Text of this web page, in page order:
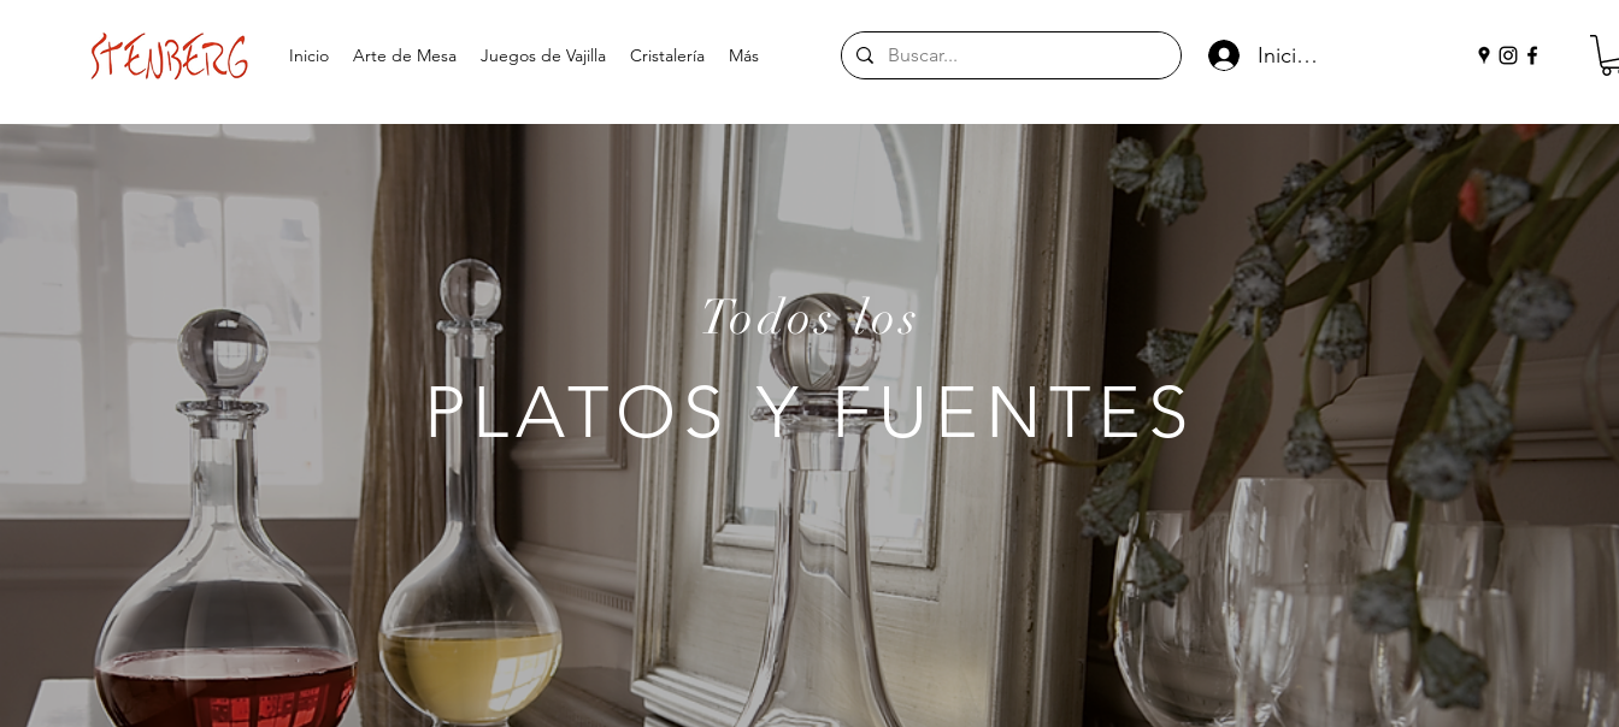
Inicio Arte de Mesa Juegos de Vajilla Cristalería Más Iniciar sesión
Todos los
PLATOS Y FUENTES